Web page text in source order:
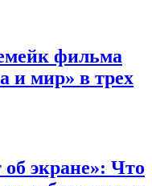
фильма
и мир» в трех
экране»: Что